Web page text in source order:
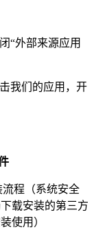
“外部来源应用
我们的应用，开
流程（系统安全
载安装的第三方
使用）